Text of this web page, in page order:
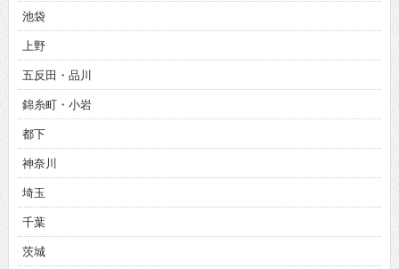
池袋
上野
五反田・品川
錦糸町・小岩
都下
神奈川
埼玉
千葉
茨城